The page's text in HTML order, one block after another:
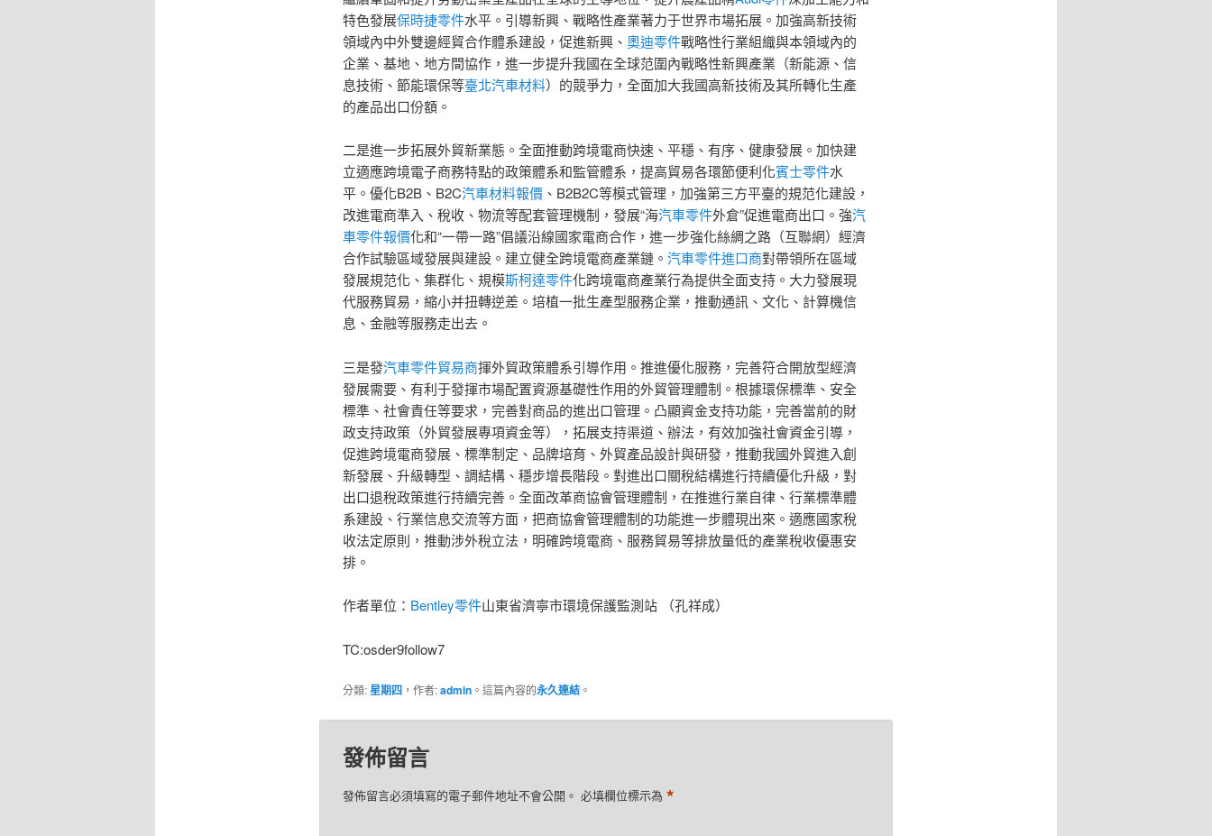
特色發展保時捷零件水平。引導新興、戰略性產業著力于世界市場拓展。加強高新技術
領域內中外雙邊經貿合作體系建設，促進新興、 奧迪零件戰略性行業組織與本領域內的
企業、基地、地方間協作，進一步提升我國在全球范圍內戰略性新興產業（新能源、信
息技術、節能環保等臺北汽車材料）的競爭力，全面加大我國高新技術及其所轉化生產
的產品出口份額。
二是進一步拓展外貿新業態。全面推動跨境電商快速、平穩、有序、健康發展。加快建
立適應跨境電子商務特點的政策體系和監管體系，提高貿易各環節便利化賓士零件水
平。優化B2B、B2C汽車材料報價、B2B2C等模式管理，加強第三方平臺的規范化建設，
改進電商準入、稅收、物流等配套管理機制，發展“海汽車零件外倉”促進電商出口。強汽
車零件報價化和“一帶一路”倡議沿線國家電商合作，進一步強化絲綢之路（互聯網）經濟
合作試驗區域發展與建設。建立健全跨境電商產業鏈。 汽車零件進口商對帶領所在區域
發展規范化、集群化、規模斯柯達零件化跨境電商產業行為提供全面支持。大力發展現
代服務貿易，縮小并扭轉逆差。培植一批生產型服務企業，推動通訊、文化、計算機信
息、金融等服務走出去。
三是發汽車零件貿易商揮外貿政策體系引導作用。推進優化服務，完善符合開放型經濟
發展需要、有利于發揮市場配置資源基礎性作用的外貿管理體制。根據環保標準、安全
標準、社會責任等要求，完善對商品的進出口管理。凸顯資金支持功能，完善當前的財
政支持政策（外貿發展專項資金等），拓展支持渠道、辦法，有效加強社會資金引導，
促進跨境電商發展、標準制定、品牌培育、外貿產品設計與研發，推動我國外貿進入創
新發展、升級轉型、調結構、穩步增長階段。對進出口關稅結構進行持續優化升級，對
出口退稅政策進行持續完善。全面改革商協會管理體制，在推進行業自律、行業標準體
系建設、行業信息交流等方面，把商協會管理體制的功能進一步體現出來。適應國家稅
收法定原則，推動涉外稅立法，明確跨境電商、服務貿易等排放量低的產業稅收優惠安
排。
作者單位： Bentley零件山東省濟寧市環境保護監測站 （孔祥成）
TC:osder9follow7
分類:星期四，作者:admin。這篇內容的永久連結。
發佈留言
發佈留言必須填寫的電子郵件地址不會公開。 必填欄位標示為 *